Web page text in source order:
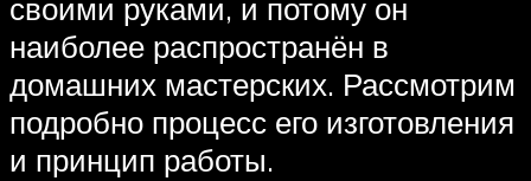
своими руками, и потому он
наиболее распространён в
домашних мастерских. Рассмотрим
подробно процесс его изготовления
и принцип работы.